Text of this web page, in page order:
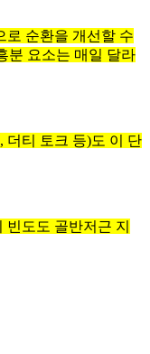
로 순환을 개선할 수
분 요소는 매일 달라
더티 토크 등)도 이 단
도도 골반저근 지